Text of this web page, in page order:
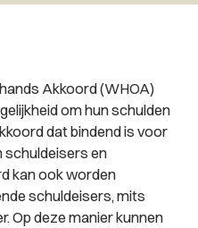
Akkoord (WHOA)
om hun schulden
dat bindend is voor
schuldeisers en
kan ook worden
schuldeisers, mits
Op deze manier kunnen